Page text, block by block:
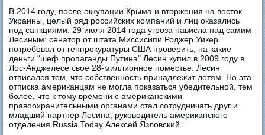
В 2014 году, после оккупации Крыма и вторжения на восток
Украины, целый ряд российских компаний и лиц оказались
под санкциями. 29 июля 2014 года угроза нависла над самим
Лесиным: сенатор от штата Миссисипи Роджер Уикер
потребовал от генпрокуратуры США проверить, на какие
деньги "шеф пропаганды Путина" Лесин купил в 2009 году в
Лос-Анджелесе свое 28-миллионное поместье. Лесин
отписался тем, что собственность принадлежит детям. Но эта
отписка американцам не могла показаться убедительной, тем
более, что к тому времени с американскими
правоохранительными органами стал сотрудничать друг и
младший партнер Лесина, руководитель американского
отделения Russia Today Алексей Язловский.